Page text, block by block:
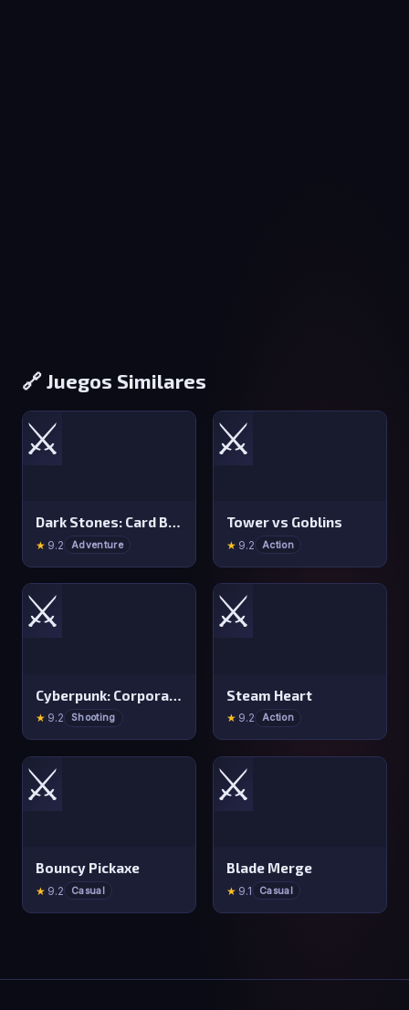
🔗 Juegos Similares
⚔️
Dark Stones: Card Battle RPG
★ 9.2 Adventure
⚔️
Tower vs Goblins
★ 9.2 Action
⚔️
Cyberpunk: Corporation
★ 9.2 Shooting
⚔️
Steam Heart
★ 9.2 Action
⚔️
Bouncy Pickaxe
★ 9.2 Casual
⚔️
Blade Merge
★ 9.1 Casual